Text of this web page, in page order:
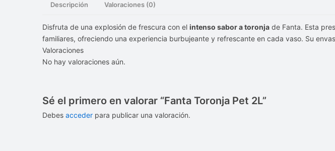
Descripción Valoraciones (0)
Disfruta de una explosión de frescura con el intenso sabor a toronja de Fanta. Esta
familiares, ofreciendo una experiencia burbujeante y refrescante en cada vaso. Su
Valoraciones
No hay valoraciones aún.
Sé el primero en valorar “Fanta Toronja Pet 2L”
Debes acceder para publicar una valoración.